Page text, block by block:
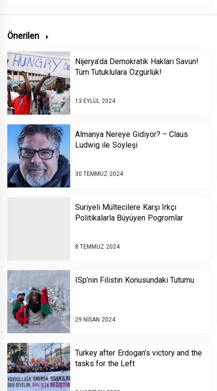
Önerilen
Nijerya’da Demokratik Hakları Savun!
Tüm Tutuklulara Özgürlük!
13 EYLÜL 2024
Almanya Nereye Gidiyor? – Claus
Ludwig ile Söyleşi
30 TEMMUZ 2024
Suriyeli Mültecilere Karşı Irkçı
Politikalarla Büyüyen Pogromlar
8 TEMMUZ 2024
ISp’nin Filistin Konusundaki Tutumu
29 NISAN 2024
Turkey after Erdogan’s victory and the
tasks for the Left